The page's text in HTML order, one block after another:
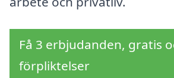
Få 3 erbjudanden, gratis
förpliktelser